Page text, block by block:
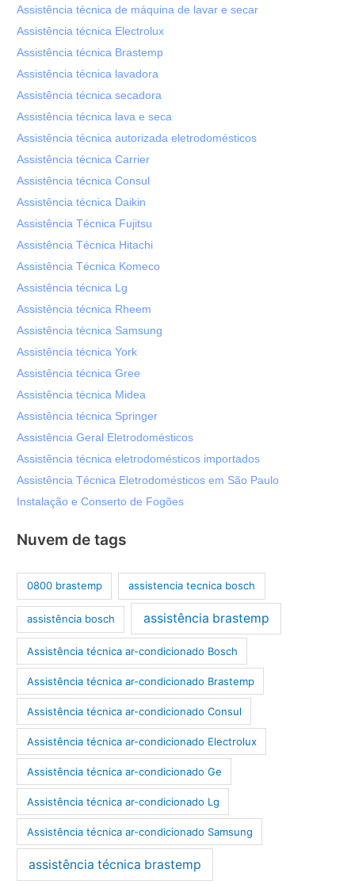
Assistência técnica de máquina de lavar e secar
Assistência técnica Electrolux
Assistência técnica Brastemp
Assistência técnica lavadora
Assistência técnica secadora
Assistência técnica lava e seca
Assistência técnica autorizada eletrodomésticos
Assistência técnica Carrier
Assistência técnica Consul
Assistência técnica Daikin
Assistência Técnica Fujitsu
Assistência Técnica Hitachi
Assistência Técnica Komeco
Assistência técnica Lg
Assistência técnica Rheem
Assistência técnica Samsung
Assistência técnica York
Assistência técnica Gree
Assistência técnica Midea
Assistência técnica Springer
Assistência Geral Eletrodomésticos
Assistência técnica eletrodomésticos importados
Assistência Técnica Eletrodomésticos em São Paulo
Instalação e Conserto de Fogões
Nuvem de tags
0800 brastemp assistencia tecnica bosch
assistência bosch assistência brastemp
Assistência técnica ar-condicionado Bosch
Assistência técnica ar-condicionado Brastemp
Assistência técnica ar-condicionado Consul
Assistência técnica ar-condicionado Electrolux
Assistência técnica ar-condicionado Ge
Assistência técnica ar-condicionado Lg
Assistência técnica ar-condicionado Samsung
assistência técnica brastemp